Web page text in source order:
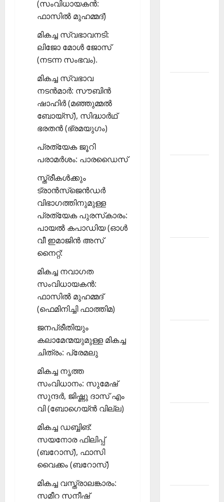
(സംവിധായകന്‍:
ഫാസില്‍ മുഹമ്മദ്)
മികച്ച സ്വഭാവനടി:
ലിജോ മോള്‍ ജോസ്
(നടന്ന സംഭവം).
മികച്ച സ്വഭാവ
നടന്‍മാര്‍: സൗബിന്‍
ഷാഹിര്‍ (മഞ്ഞുമ്മല്‍
ബോയ്സ്), സിദ്ധാര്‍ഥ്
ഭരതന്‍ (ഭ്രമയുഗം)
പ്രത്യേക ജൂറി
പരാമര്‍ശം: പാരഡൈസ്
സ്ത്രീകള്‍ക്കും
ട്രാന്‍സ്‌ജെന്‍ഡര്‍
വിഭാഗത്തിനുമുള്ള
പ്രത്യേക പുരസ്‌കാരം:
പായല്‍ കപാഡിയ (ഓള്‍
വീ ഇമാജിന്‍ അസ്
നൈറ്റ്:
മികച്ച നവാഗത
സംവിധായകന്‍:
ഫാസില്‍ മുഹമ്മദ്
(ഫെമിനിച്ചി ഫാത്തിമ)
ജനപ്രീതിയും
കലാമേന്മയുമുള്ള മികച്ച
ചിത്രം: പ്രേമലു
മികച്ച നൃത്ത
സംവിധാനം: സുമേഷ്
സുന്ദര്‍, ജിഷ്ണു ദാസ് എം
വി (ബോഗെയ്ന്‍ വില്ല)
മികച്ച ഡബ്ബിങ്:
സയനോര ഫിലിപ്പ്
(ബറോസ്), ഫാസി
വൈക്കം (ബറോസ്)
മികച്ച വസ്ത്രാലങ്കാരം:
സമീറ സനീഷ്